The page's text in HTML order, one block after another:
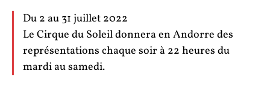
Du 2 au 31 juillet 2022
Le Cirque du Soleil donnera en Andorre des
représentations chaque soir à 22 heures du
mardi au samedi.